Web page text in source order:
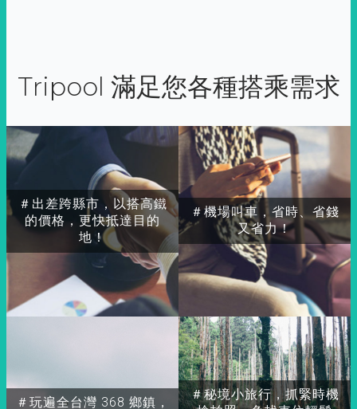
Tripool 滿足您各種搭乘需求
＃出差跨縣市，以搭高鐵
的價格，更快抵達目的
地！
＃玩遍全台灣 368 鄉鎮，
＃秘境小旅行，抓緊時機
＃機場叫車，省時、省錢
又省力！